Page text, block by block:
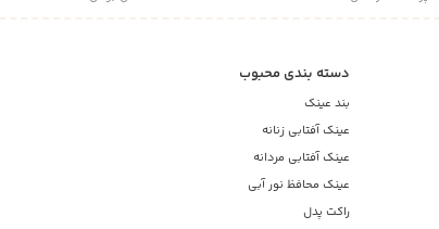
دسته بندی محبوب
بند عینک
عینک آفتابی زنانه
عینک آفتابی مردانه
عینک محافظ نور آبی
راکت پدل